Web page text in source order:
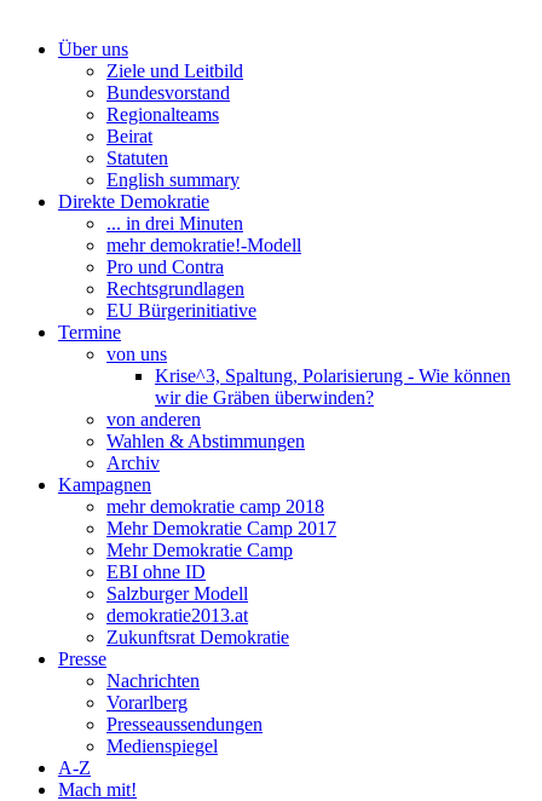
Über uns
Ziele und Leitbild
Bundesvorstand
Regionalteams
Beirat
Statuten
English summary
Direkte Demokratie
... in drei Minuten
mehr demokratie!-Modell
Pro und Contra
Rechtsgrundlagen
EU Bürgerinitiative
Termine
von uns
Krise^3, Spaltung, Polarisierung - Wie können
wir die Gräben überwinden?
von anderen
Wahlen & Abstimmungen
Archiv
Kampagnen
mehr demokratie camp 2018
Mehr Demokratie Camp 2017
Mehr Demokratie Camp
EBI ohne ID
Salzburger Modell
demokratie2013.at
Zukunftsrat Demokratie
Presse
Nachrichten
Vorarlberg
Presseaussendungen
Medienspiegel
A-Z
Mach mit!